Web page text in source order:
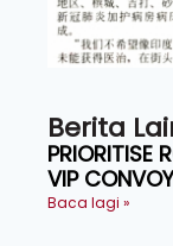
Berita
PRIORITISE
VIP
Baca lagi »